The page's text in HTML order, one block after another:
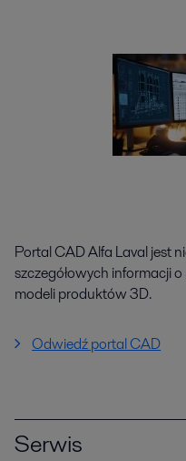
Portal CAD Alfa Laval jest
szczegółowych informacji
modeli produktów 3D.
Odwiedź portal CAD
Serwis